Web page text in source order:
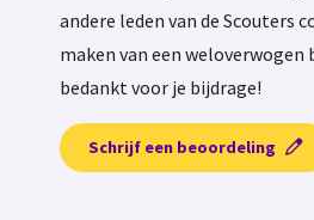
andere leden van de Scouters
maken van een weloverwogen
bedankt voor je bijdrage!
Schrijf een beoordeling